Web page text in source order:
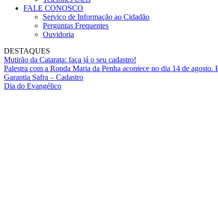
FALE CONOSCO
Serviço de Informação ao Cidadão
Perguntas Frequentes
Ouvidoria
DESTAQUES
Mutirão da Catarata: faça já o seu cadastro!
Palestra com a Ronda Maria da Penha acontece no dia 14 de agosto.
Garantia Safra – Cadastro
Dia do Evangélico